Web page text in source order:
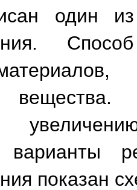
один
варианты
показан